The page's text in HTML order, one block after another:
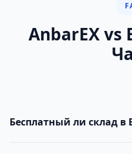
AnbarEX vs
Бесплатный ли склад в